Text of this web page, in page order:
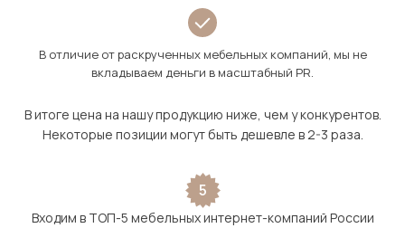
В отличие от раскрученных мебельных компаний, мы не
вкладываем деньги в масштабный PR.
В итоге цена на нашу продукцию ниже, чем у конкурентов.
Некоторые позиции могут быть дешевле в 2-3 раза.
5
Входим в ТОП-5 мебельных интернет-компаний России